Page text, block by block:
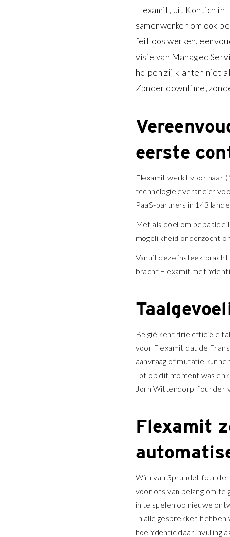
Flexamit, uit Kontich in
samenwerken om ook
feilloos werken,
visie van Managed
helpen zij klanten niet
Zonder downtime,
eerste
Flexamit werkt voor haar
technologieleverancier
PaaS-partners in 143
Met als doel om bepaalde
mogelijkheid onderzocht
Vanuit deze insteek
bracht Flexamit met
België kent drie officiële
voor Flexamit dat de
aanvraag of mutatie
Tot op dit moment was
Jorn Wittendorp, founder
Flexamit
Wim van Sprundel,
voor ons van belang om
in te spelen op nieuwe
In alle gesprekken
hoe Ydentic daar invulling